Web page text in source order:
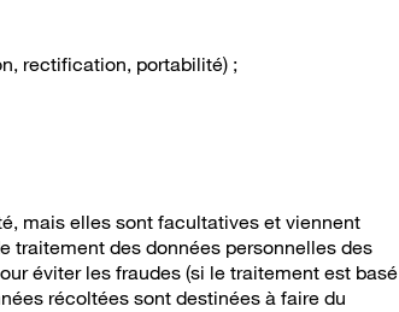
rectification, portabilité) ;
mais elles sont facultatives et viennent
traitement des données personnelles des
éviter les fraudes (si le traitement est basé
récoltées sont destinées à faire du